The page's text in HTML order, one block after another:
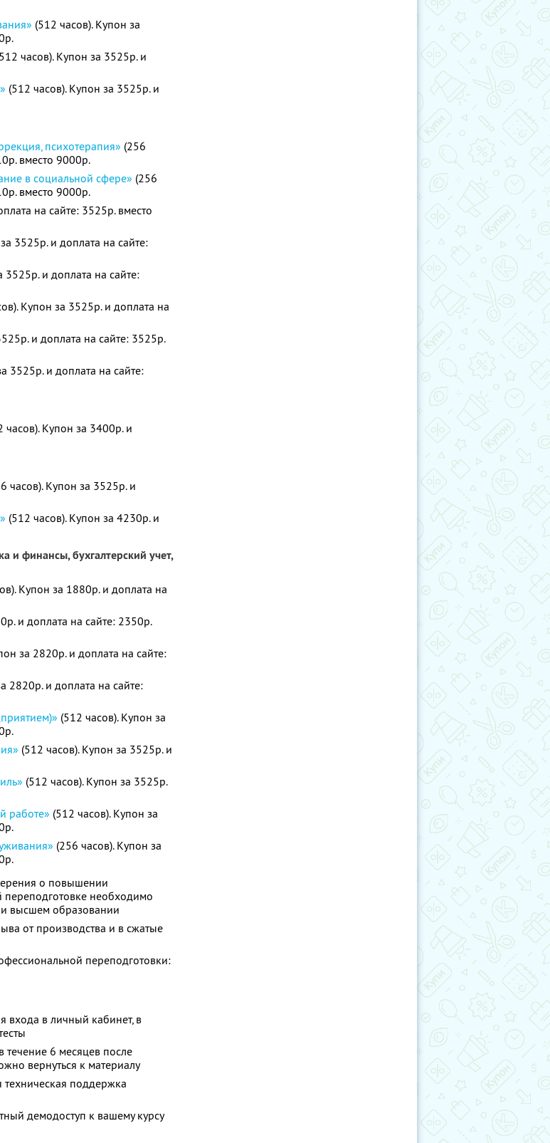
(512 часов). Купон за
часов). Купон за 3525р. и
(512 часов). Купон за 3525р. и
психотерапия» (256
вместо 9000р.
в социальной сфере» (256
вместо 9000р.
на сайте: 3525р. вместо
3525р. и доплата на сайте:
3525р. и доплата на сайте:
Купон за 3525р. и доплата на
и доплата на сайте: 3525р.
3525р. и доплата на сайте:
часов). Купон за 3400р. и
часов). Купон за 3525р. и
(512 часов). Купон за 4230р. и
и финансы, бухгалтерский учет,
Купон за 1880р. и доплата на
и доплата на сайте: 2350р.
за 2820р. и доплата на сайте:
2820р. и доплата на сайте:
(512 часов). Купон за
(512 часов). Купон за 3525р. и
(512 часов). Купон за 3525р.
работе» (512 часов). Купон за
(256 часов). Купон за
о повышении
необходимо
высшем образовании
от производства и в сжатые
переподготовки:
входа в личный кабинет, в
течение 6 месяцев после
вернуться к материалу
техническая поддержка
демодоступ к вашему курсу